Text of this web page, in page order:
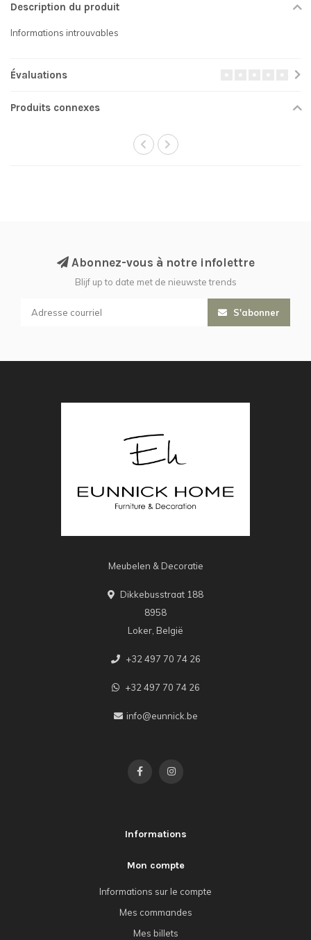
Description du produit
Informations introuvables
Évaluations
Produits connexes
Abonnez-vous à notre infolettre
Blijf up to date met de nieuwste trends
S'abonner
Meubelen & Decoratie
Dikkebusstraat 188
8958
Loker, België
+32 497 70 74 26
+32 497 70 74 26
info@eunnick.be
Informations
Mon compte
Informations sur le compte
Mes commandes
Mes billets